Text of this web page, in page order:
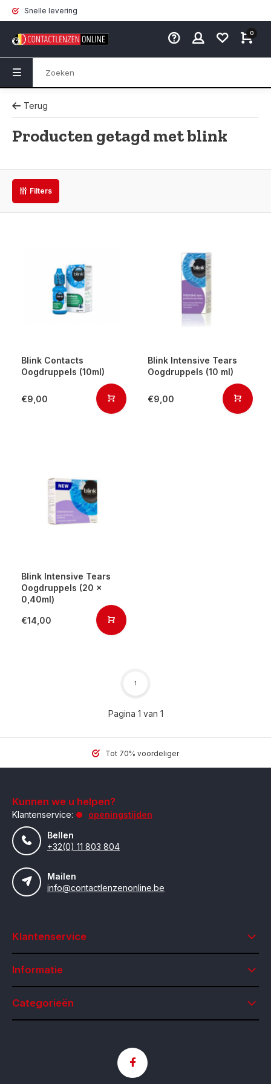
Snelle levering
0
Terug
Producten getagd met blink
Filters
Blink Contacts
Oogdruppels (10ml)
€9,00
Blink Intensive Tears
Oogdruppels (10 ml)
€9,00
Blink Intensive Tears
Oogdruppels (20 x
0,40ml)
€14,00
Pagina 1 van 1
1
Tot 70% voordeliger
Kunnen we u helpen?
Klantenservice:
openingstijden
Bellen
+32(0) 11 803 804
Mailen
info@contactlenzenonline.be
Klantenservice
Informatie
Categorieën